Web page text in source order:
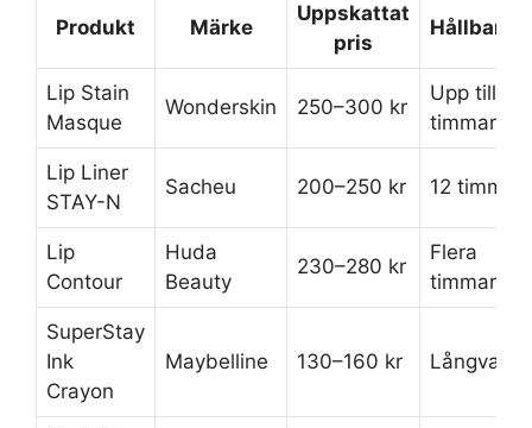
Produkt Märke
Uppskattat
pris
Lip Stain
Masque
Wonderskin 250–300 kr
Upp till 12
timmar
Lip Liner
STAY-N
Sacheu 200–250 kr 12 timmar
Lip
Contour
Huda
Beauty
230–280 kr
Flera
timmar
SuperStay
Ink
Crayon
Maybelline 130–160 kr Långvarig